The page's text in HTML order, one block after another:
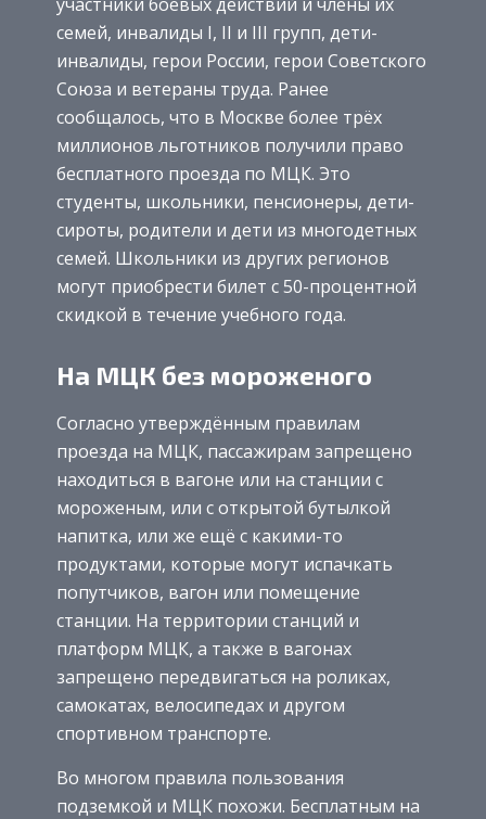
семей, инвалиды I, II и III групп, дети-
инвалиды, герои России, герои Советского
Союза и ветераны труда. Ранее
сообщалось, что в Москве более трёх
миллионов льготников получили право
бесплатного проезда по МЦК. Это
студенты, школьники, пенсионеры, дети-
сироты, родители и дети из многодетных
семей. Школьники из других регионов
могут приобрести билет с 50-процентной
скидкой в течение учебного года.
На МЦК без мороженого
Согласно утверждённым правилам
проезда на МЦК, пассажирам запрещено
находиться в вагоне или на станции с
мороженым, или с открытой бутылкой
напитка, или же ещё с какими-то
продуктами, которые могут испачкать
попутчиков, вагон или помещение
станции. На территории станций и
платформ МЦК, а также в вагонах
запрещено передвигаться на роликах,
самокатах, велосипедах и другом
спортивном транспорте.
Во многом правила пользования
подземкой и МЦК похожи. Бесплатным на